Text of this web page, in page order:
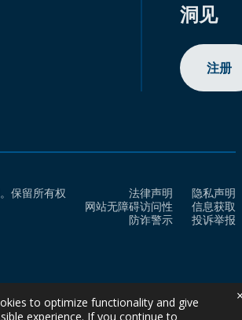
洞见
注册
保留所有权
法律声明
隐私声明
网站无障碍访问性
信息获取
防诈警示
投诉举报
to optimize functionality and give
experience. If you continue to